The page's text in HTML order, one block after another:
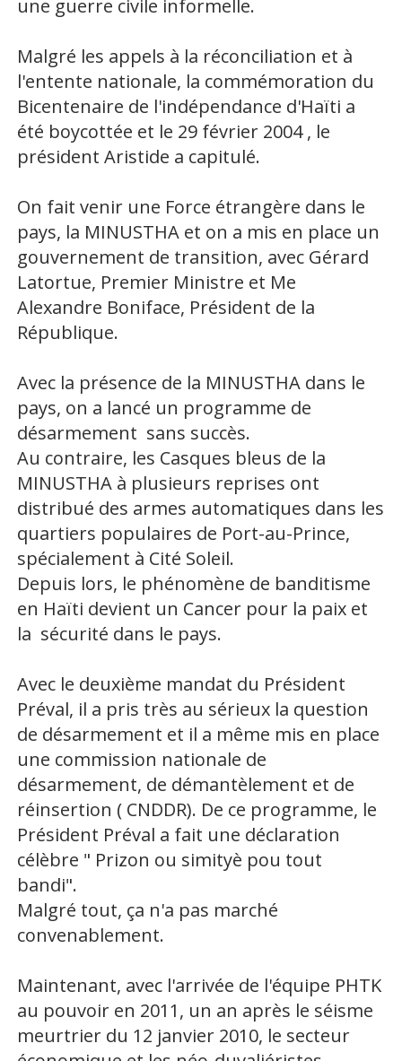
une guerre civile informelle.
Malgré les appels à la réconciliation et à
l'entente nationale, la commémoration du
Bicentenaire de l'indépendance d'Haïti a
été boycottée et le 29 février 2004 , le
président Aristide a capitulé.
On fait venir une Force étrangère dans le
pays, la MINUSTHA et on a mis en place un
gouvernement de transition, avec Gérard
Latortue, Premier Ministre et Me
Alexandre Boniface, Président de la
République.
Avec la présence de la MINUSTHA dans le
pays, on a lancé un programme de
désarmement sans succès.
Au contraire, les Casques bleus de la
MINUSTHA à plusieurs reprises ont
distribué des armes automatiques dans les
quartiers populaires de Port-au-Prince,
spécialement à Cité Soleil.
Depuis lors, le phénomène de banditisme
en Haïti devient un Cancer pour la paix et
la sécurité dans le pays.
Avec le deuxième mandat du Président
Préval, il a pris très au sérieux la question
de désarmement et il a même mis en place
une commission nationale de
désarmement, de démantèlement et de
réinsertion ( CNDDR). De ce programme, le
Président Préval a fait une déclaration
célèbre " Prizon ou simityè pou tout
bandi".
Malgré tout, ça n'a pas marché
convenablement.
Maintenant, avec l'arrivée de l'équipe PHTK
au pouvoir en 2011, un an après le séisme
meurtrier du 12 janvier 2010, le secteur